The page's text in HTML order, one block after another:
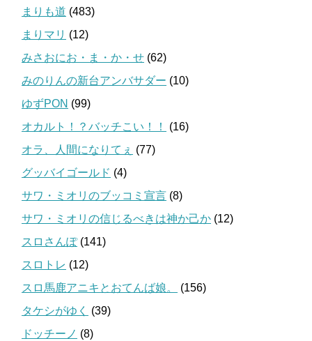
まりも道 (483)
まりマリ (12)
みさおにお・ま・か・せ (62)
みのりんの新台アンバサダー (10)
ゆずPON (99)
オカルト！？バッチこい！！
(16)
オラ、人間になりてぇ (77)
グッバイゴールド (4)
サワ・ミオリのブッコミ宣言 (8)
サワ・ミオリの信じるべきは神か己か (12)
スロさんぽ(141)
スロトレ (12)
スロ馬鹿アニキとおてんば娘。
(156)
タケシがゆく
(39)
ドッチーノ (8)